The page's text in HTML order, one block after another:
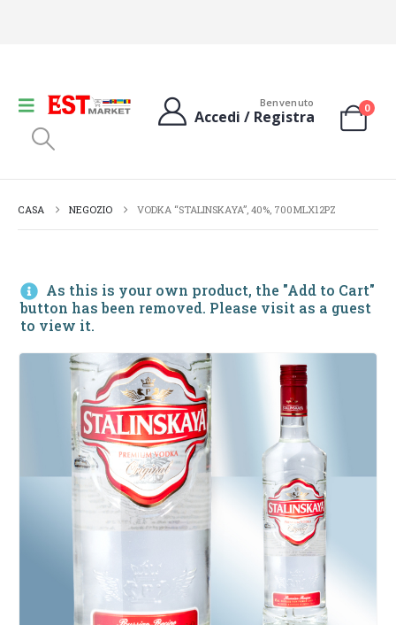
Benvenuto
Accedi / Registra 0
CASA NEGOZIO VODKA “STALINSKAYA”, 40%, 700MLX12PZ
As this is your own product, the "Add to Cart"
button has been removed. Please visit as a guest
to view it.